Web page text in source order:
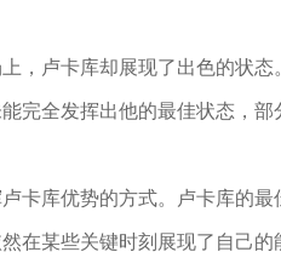
，卢卡库却展现了出色的状态
完全发挥出他的最佳状态，
卡库优势的方式。卢卡库的最
在某些关键时刻展现了自己的